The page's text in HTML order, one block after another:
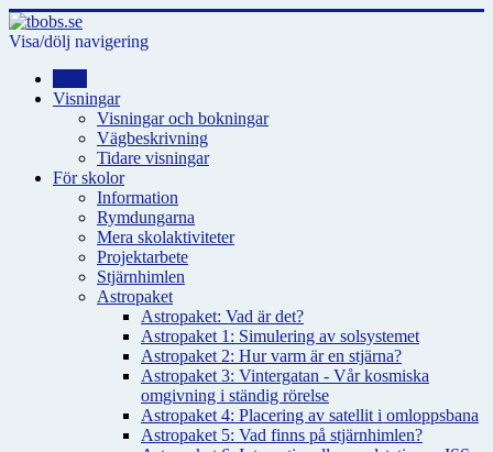
Visa/dölj navigering
Visningar
Visningar och bokningar
Vägbeskrivning
Tidare visningar
För skolor
Information
Rymdungarna
Mera skolaktiviteter
Projektarbete
Stjärnhimlen
Astropaket
Astropaket: Vad är det?
Astropaket 1: Simulering av solsystemet
Astropaket 2: Hur varm är en stjärna?
Astropaket 3: Vintergatan - Vår kosmiska
omgivning i ständig rörelse
Astropaket 4: Placering av satellit i omloppsbana
Astropaket 5: Vad finns på stjärnhimlen?